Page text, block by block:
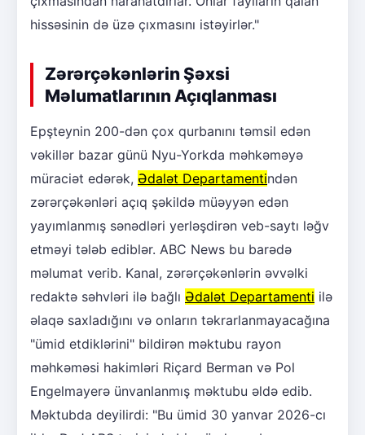
hissəsinin də üzə çıxmasını istəyirlər."
Zərərçəkənlərin Şəxsi
Məlumatlarının Açıqlanması
Epşteynin 200-dən çox qurbanını təmsil edən
vəkillər bazar günü Nyu-Yorkda məhkəməyə
müraciət edərək, Ədalət Departamentindən
zərərçəkənləri açıq şəkildə müəyyən edən
yayımlanmış sənədləri yerləşdirən veb-saytı ləğv
etməyi tələb ediblər. ABC News bu barədə
məlumat verib. Kanal, zərərçəkənlərin əvvəlki
redaktə səhvləri ilə bağlı Ədalət Departamenti ilə
əlaqə saxladığını və onların təkrarlanmayacağına
"ümid etdiklərini" bildirən məktubu rayon
məhkəməsi hakimləri Riçard Berman və Pol
Engelmayerə ünvanlanmış məktubu əldə edib.
Məktubda deyilirdi: "Bu ümid 30 yanvar 2026-cı